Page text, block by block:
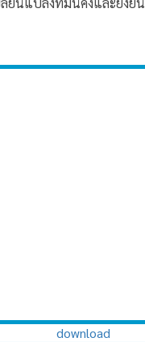
download